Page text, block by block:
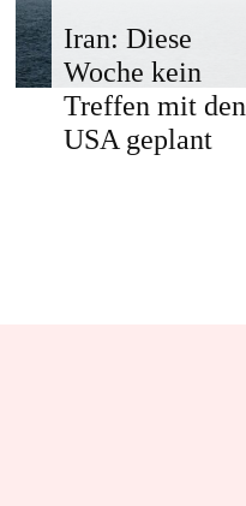
Iran: Diese
Woche kein
Treffen mit den
USA geplant